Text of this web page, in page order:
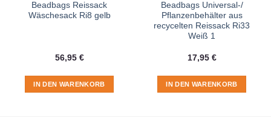
Beadbags Reissack
Wäschesack Ri8 gelb
56,95 €
IN DEN WARENKORB
Beadbags Universal-/
Pflanzenbehälter aus
recycelten Reissack Ri33
Weiß 1
17,95 €
IN DEN WARENKORB